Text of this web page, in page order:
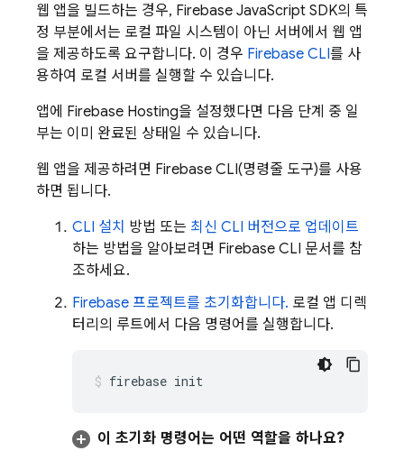
웹 앱을 빌드하는 경우, Firebase JavaScript SDK의 특
정 부분에서는 로컬 파일 시스템이 아닌 서버에서 웹 앱
을 제공하도록 요구합니다. 이 경우 Firebase CLI를 사
용하여 로컬 서버를 실행할 수 있습니다.
앱에 Firebase Hosting을 설정했다면 다음 단계 중 일
부는 이미 완료된 상태일 수 있습니다.
웹 앱을 제공하려면 Firebase CLI(명령줄 도구)를 사용
하면 됩니다.
CLI 설치 방법 또는 최신 CLI 버전으로 업데이트
하는 방법을 알아보려면 Firebase CLI 문서를 참
조하세요.
Firebase 프로젝트를 초기화합니다. 로컬 앱 디렉
터리의 루트에서 다음 명령어를 실행합니다.
firebase init
이 초기화 명령어는 어떤 역할을 하나요?